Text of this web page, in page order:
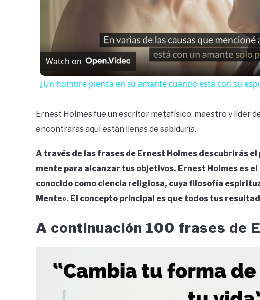
Video
Watch on
¿Un hombre piensa en su amante cuando está con su
Ernest Holmes fue un escritor metafísico, maestro y líder
encontraras aquí están llenas de sabiduría.
A través de las frases de Ernest Holmes descubrirás
mente para alcanzar tus objetivos. Ernest Holmes es
conocido como ciencia religiosa, cuya filosofía
Mente». El concepto principal es que todos tus
A continuación 100 frases de